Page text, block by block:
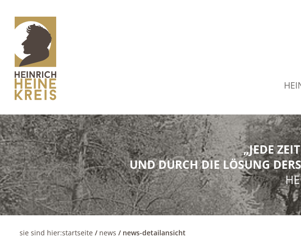
„JEDE
UND DURCH DIE LÖSUNG
sie sind hier:startseite / news / news-detailansicht